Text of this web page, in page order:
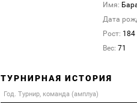
Имя:
Дата
Рост: 184
Вес: 71
ТУРНИРНАЯ ИСТОРИЯ
Год. Турнир, команда (амплуа)